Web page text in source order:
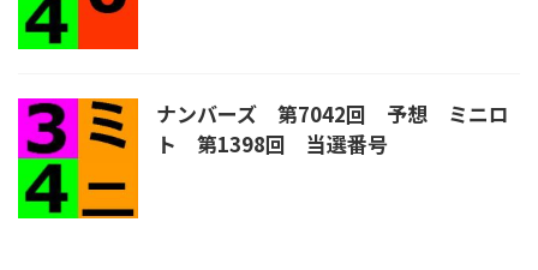
ナンバーズ 第7042回 予想 ミニロ
ト 第1398回 当選番号